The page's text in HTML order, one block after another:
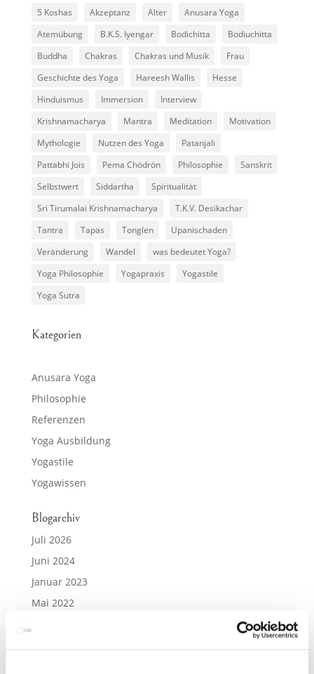
5 Koshas Akzeptanz Alter
Anusara Yoga
Atemübung
B.K.S. Iyengar Bodichitta
Bodiuchitta
Buddha
Chakras Chakras und Musik
Frau
Geschichte des Yoga
Hareesh Wallis
Hesse
Hinduismus
Immersion
Interview
Krishnamacharya
Mantra Meditation
Motivation
Mythologie
Nutzen des Yoga
Patanjali
Pattabhi Jois
Pema Chödrön Philosophie
Sanskrit
Selbstwert
Siddartha
Spiritualität
Sri Tirumalai Krishnamacharya
T.K.V. Desikachar
Tantra
Tapas Tonglen
Upanischaden
Veränderung
Wandel
was bedeutet Yoga?
Yoga Philosophie
Yogapraxis
Yogastile
Yoga Sutra
Kategorien
Anusara Yoga
Philosophie
Referenzen
Yoga Ausbildung
Yogastile
Yogawissen
Blogarchiv
Juli 2026
Juni 2024
Januar 2023
Mai 2022